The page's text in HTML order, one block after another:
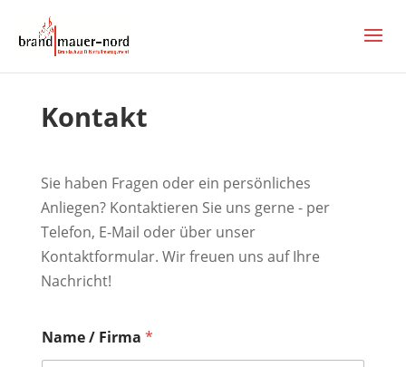
Kontakt
Sie haben Fragen oder ein persönliches
Anliegen? Kontaktieren Sie uns gerne - per
Telefon, E-Mail oder über unser
Kontaktformular. Wir freuen uns auf Ihre
Nachricht!
Name / Firma *